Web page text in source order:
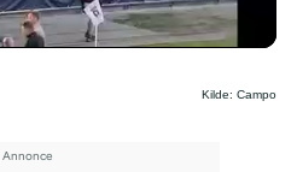
Kilde: Campo